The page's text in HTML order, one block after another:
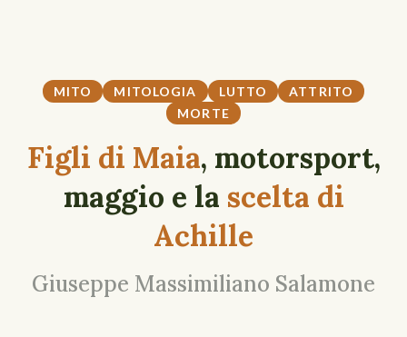
MITO MITOLOGIA LUTTO
ATTRITO
MORTE
Figli di Maia, motorsport,
maggio e la scelta di
Achille
Giuseppe Massimiliano Salamone